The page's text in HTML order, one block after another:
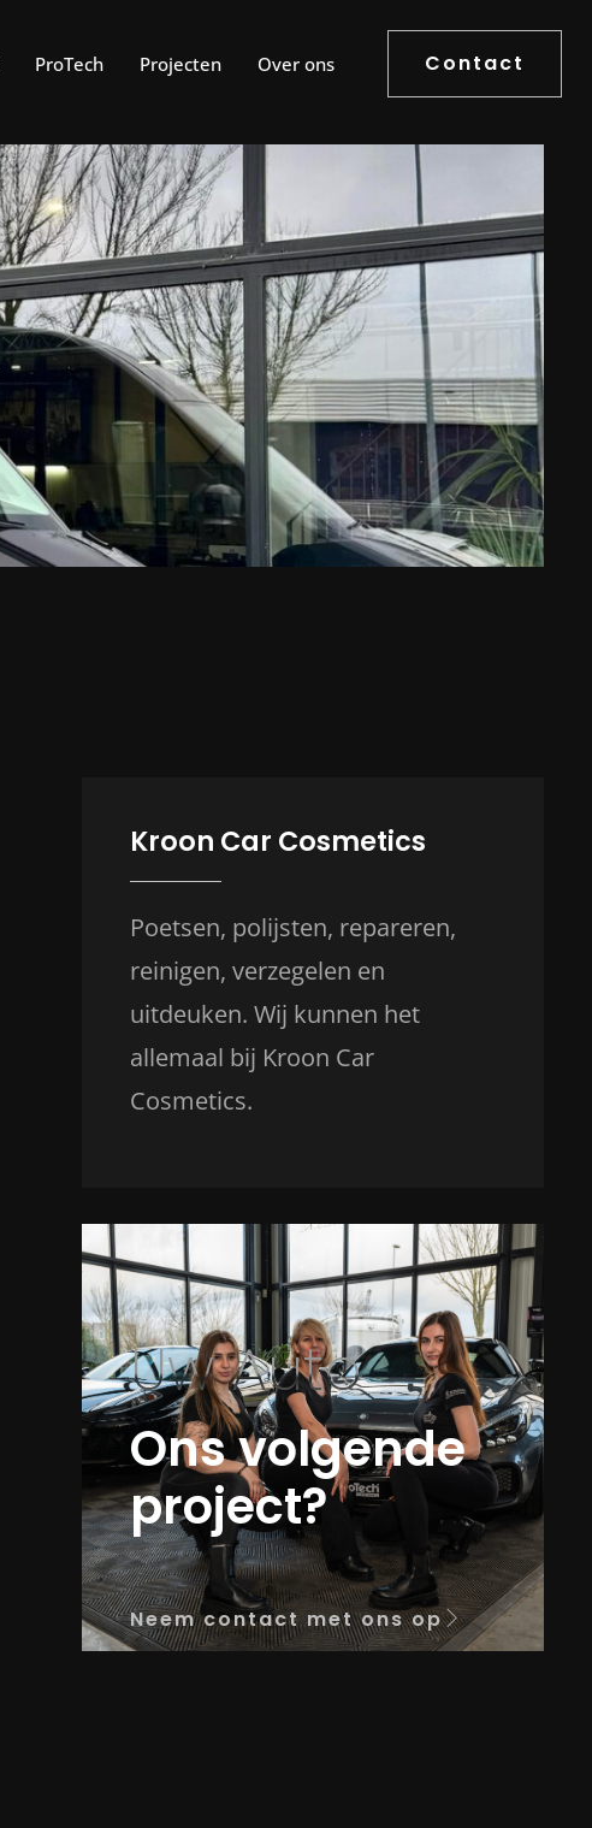
ProTech Projecten Over ons Contact
Kroon Car Cosmetics
Poetsen, polijsten, repareren,
reinigen, verzegelen en
uitdeuken. Wij kunnen het
allemaal bij Kroon Car
Cosmetics.
Uw Auto
Ons volgende
project?
Neem contact met ons op